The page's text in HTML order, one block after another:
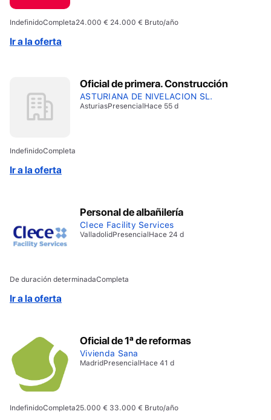
IndefinidoCompleta24.000 € 24.000 € Bruto/año
Ir a la oferta
Oficial de primera. Construcción
ASTURIANA DE NIVELACION SL.
AsturiasPresencialHace 55 d
IndefinidoCompleta
Ir a la oferta
Personal de albañilería
Clece Facility Services
ValladolidPresencialHace 24 d
De duración determinadaCompleta
Ir a la oferta
Oficial de 1ª de reformas
Vivienda Sana
MadridPresencialHace 41 d
IndefinidoCompleta25.000 € 33.000 € Bruto/año